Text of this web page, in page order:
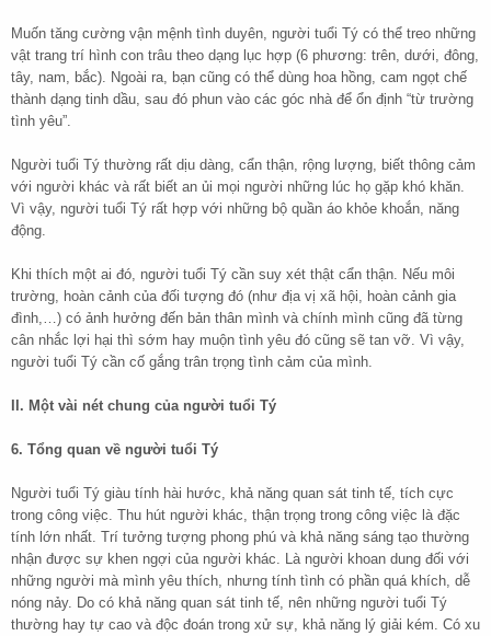
Muốn tăng cường vận mệnh tình duyên, người tuổi Tý có thể treo những
vật trang trí hình con trâu theo dạng lục hợp (6 phương: trên, dưới, đông,
tây, nam, bắc). Ngoài ra, bạn cũng có thể dùng hoa hồng, cam ngọt chế
thành dạng tinh dầu, sau đó phun vào các góc nhà để ổn định “từ trường
tình yêu”.
Người tuổi Tý thường rất dịu dàng, cẩn thận, rộng lượng, biết thông cảm
với người khác và rất biết an ủi mọi người những lúc họ gặp khó khăn.
Vì vậy, người tuổi Tý rất hợp với những bộ quần áo khỏe khoắn, năng
động.
Khi thích một ai đó, người tuổi Tý cần suy xét thật cẩn thận. Nếu môi
trường, hoàn cảnh của đối tượng đó (như địa vị xã hội, hoàn cảnh gia
đình,…) có ảnh hưởng đến bản thân mình và chính mình cũng đã từng
cân nhắc lợi hại thì sớm hay muộn tình yêu đó cũng sẽ tan vỡ. Vì vậy,
người tuổi Tý cần cố gắng trân trọng tình cảm của mình.
II. Một vài nét chung của người tuổi Tý
6. Tổng quan về người tuổi Tý
Người tuổi Tý giàu tính hài hước, khả năng quan sát tinh tế, tích cực
trong công việc. Thu hút người khác, thận trọng trong công việc là đặc
tính lớn nhất. Trí tưởng tượng phong phú và khả năng sáng tạo thường
nhận được sự khen ngợi của người khác. Là người khoan dung đối với
những người mà mình yêu thích, nhưng tính tình có phần quá khích, dễ
nóng nảy. Do có khả năng quan sát tinh tế, nên những người tuổi Tý
thường hay tự cao và độc đoán trong xử sự, khả năng lý giải kém. Có xu